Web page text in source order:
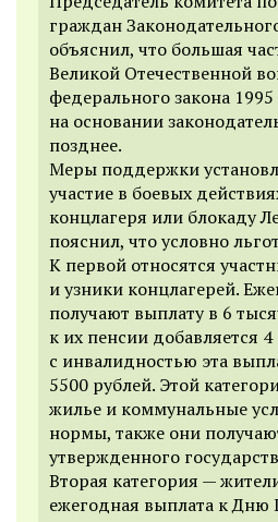
граждан
объяснил, что большая
Великой Отечественной
федерального закона
на основании
позднее.
Меры поддержки
участие в боевых
концлагеря или блокаду
пояснил, что условно
К первой относятся
и узники концлагерей.
получают выплату в 6
к их пенсии добавляется
с инвалидностью эта
5500 рублей. Этой
жилье и коммунальные
нормы, также они
утвержденного
Вторая категория —
ежегодная выплата к Дню